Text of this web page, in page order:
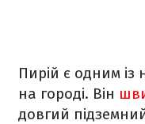
Пирій є одним із
на городі. Він
довгий